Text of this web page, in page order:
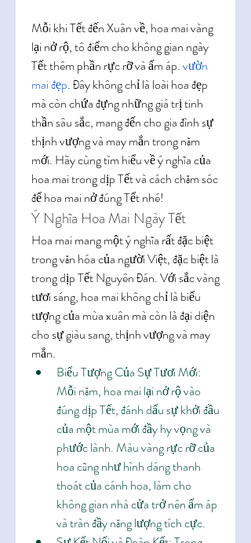
Mỗi khi Tết đến Xuân về, hoa mai vàng
lại nở rộ, tô điểm cho không gian ngày
Tết thêm phần rực rỡ và ấm áp. vườn
mai đẹp. Đây không chỉ là loài hoa đẹp
mà còn chứa đựng những giá trị tinh
thần sâu sắc, mang đến cho gia đình sự
thịnh vượng và may mắn trong năm
mới. Hãy cùng tìm hiểu về ý nghĩa của
hoa mai trong dịp Tết và cách chăm sóc
để hoa mai nở đúng Tết nhé!
Ý Nghĩa Hoa Mai Ngày Tết
Hoa mai mang một ý nghĩa rất đặc biệt
trong văn hóa của người Việt, đặc biệt là
trong dịp Tết Nguyên Đán. Với sắc vàng
tươi sáng, hoa mai không chỉ là biểu
tượng của mùa xuân mà còn là đại diện
cho sự giàu sang, thịnh vượng và may
mắn.
Biểu Tượng Của Sự Tươi Mới:
Mỗi năm, hoa mai lại nở rộ vào
đúng dịp Tết, đánh dấu sự khởi đầu
của một mùa mới đầy hy vọng và
phước lành. Màu vàng rực rỡ của
hoa cũng như hình dáng thanh
thoát của cánh hoa, làm cho
không gian nhà cửa trở nên ấm áp
và tràn đầy năng lượng tích cực.